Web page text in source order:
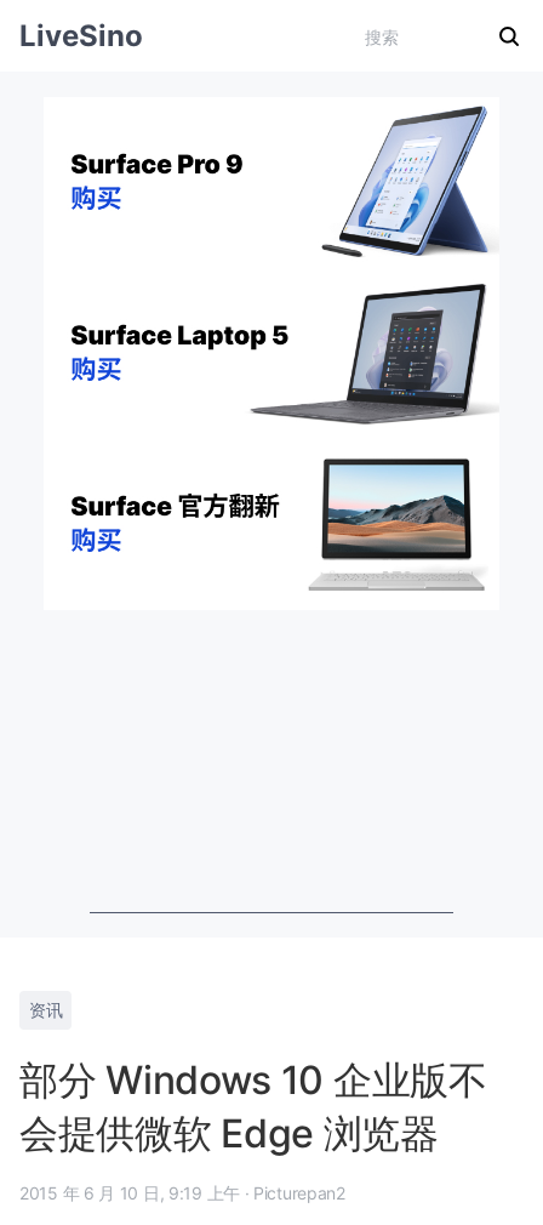
LiveSino
资讯
部分 Windows 10 企业版不
会提供微软 Edge 浏览器
2015 年 6 月 10 日, 9:19 上午 · Picturepan2